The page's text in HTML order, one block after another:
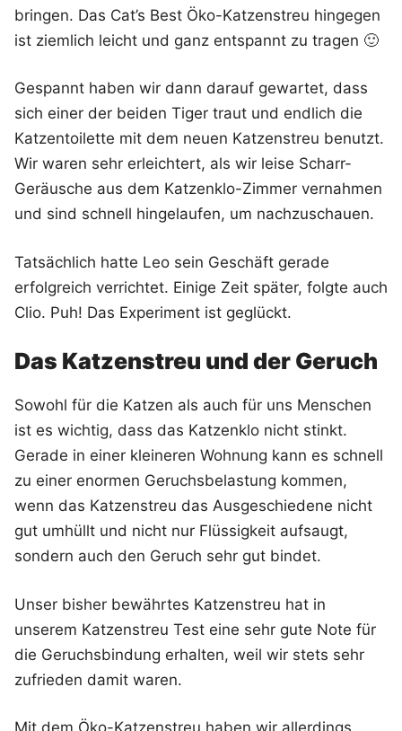
bringen. Das Cat’s Best Öko-Katzenstreu hingegen
ist ziemlich leicht und ganz entspannt zu tragen 🙂
Gespannt haben wir dann darauf gewartet, dass
sich einer der beiden Tiger traut und endlich die
Katzentoilette mit dem neuen Katzenstreu benutzt.
Wir waren sehr erleichtert, als wir leise Scharr-
Geräusche aus dem Katzenklo-Zimmer vernahmen
und sind schnell hingelaufen, um nachzuschauen.
Tatsächlich hatte Leo sein Geschäft gerade
erfolgreich verrichtet. Einige Zeit später, folgte auch
Clio. Puh! Das Experiment ist geglückt.
Das Katzenstreu und der Geruch
Sowohl für die Katzen als auch für uns Menschen
ist es wichtig, dass das Katzenklo nicht stinkt.
Gerade in einer kleineren Wohnung kann es schnell
zu einer enormen Geruchsbelastung kommen,
wenn das Katzenstreu das Ausgeschiedene nicht
gut umhüllt und nicht nur Flüssigkeit aufsaugt,
sondern auch den Geruch sehr gut bindet.
Unser bisher bewährtes Katzenstreu hat in
unserem Katzenstreu Test eine sehr gute Note für
die Geruchsbindung erhalten, weil wir stets sehr
zufrieden damit waren.